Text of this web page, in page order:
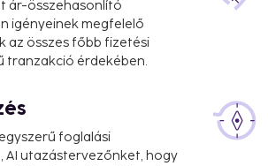
recreational amenities
cafe. Quench your
buffet
ár-összehasonlító
igényeinek megfelelő
az összes főbb fizetési
tranzakció érdekében.
foglalási
AI utazástervezőnket, hogy